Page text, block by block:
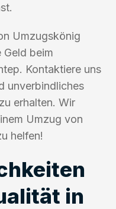
Umzugskönig
beim
Kontaktiere uns
unverbindliches
erhalten. Wir
Umzug von
helfen!
in